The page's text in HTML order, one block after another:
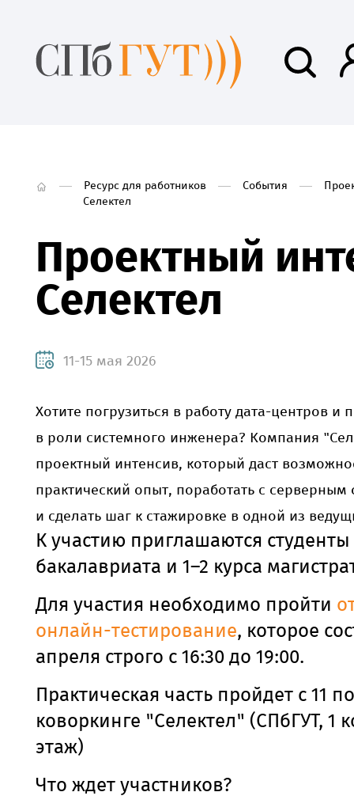
Ресурс для работников События
Селектел
Проектный
Селектел
11-15 мая 2026
Хотите погрузиться в работу дата-центров и
в роли системного инженера? Компания
проектный интенсив, который даст
практический опыт, поработать с
и сделать шаг к стажировке в одной из
К участию приглашаются студенты
бакалавриата и 1–2 курса
Для участия необходимо пройти
онлайн-тестирование, которое
апреля строго с 16:30 до 19:00.
Практическая часть пройдет с 11
коворкинге "Селектел" (СПбГУТ, 1
этаж)
Что ждет участников?